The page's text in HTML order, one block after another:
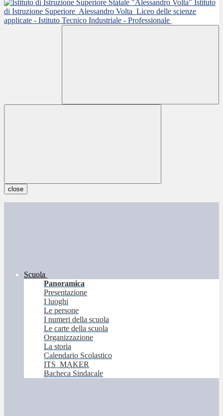
Istituto
di Istruzione Superiore Alessandro Volta Liceo delle scienze
applicate - Istituto Tecnico Industriale - Professionale
close
Scuola
Panoramica
Presentazione
I luoghi
Le persone
I numeri della scuola
Le carte della scuola
Organizzazione
La storia
Calendario Scolastico
ITS_MAKER
Bacheca Sindacale